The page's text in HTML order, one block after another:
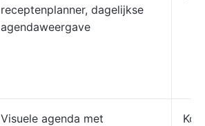
receptenplanner, dagelijkse
agendaweergave
Visuele agenda met